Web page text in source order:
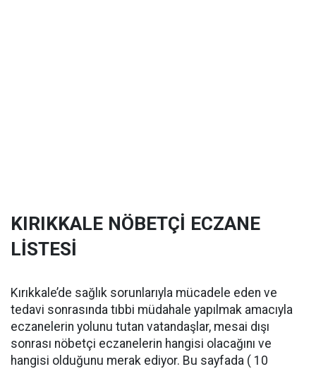
KIRIKKALE NÖBETÇİ ECZANE
LİSTESİ
Kırıkkale’de sağlık sorunlarıyla mücadele eden ve
tedavi sonrasında tıbbi müdahale yapılmak amacıyla
eczanelerin yolunu tutan vatandaşlar, mesai dışı
sonrası nöbetçi eczanelerin hangisi olacağını ve
hangisi olduğunu merak ediyor. Bu sayfada ( 10